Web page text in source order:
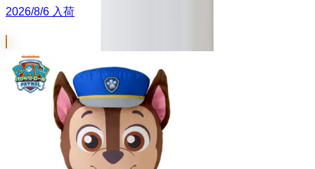
2026/8/6 入荷